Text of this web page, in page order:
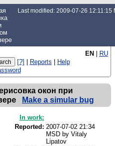
Last modified: 2009-07-26 12:11:15
EN | RU
[?] | Reports | Help
окон при
Make a simular bug
In work:
Reported: 2007-07-02 21:34
MSD by Vitaly
Lipatov